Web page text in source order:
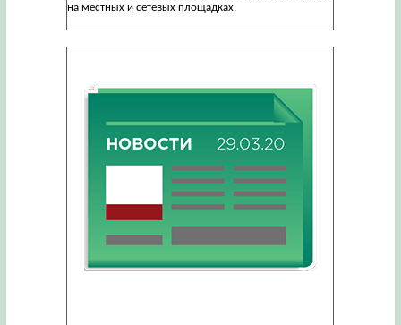
на местных и сетевых площадках.